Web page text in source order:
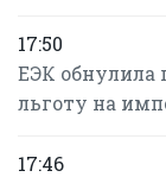
17:50
ЕЭК обнулила
льготу на
17:46